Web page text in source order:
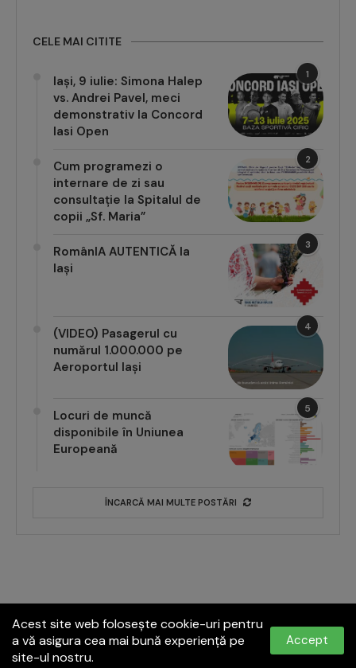
CELE MAI CITITE
1
Iași, 9 iulie: Simona Halep
vs. Andrei Pavel, meci
demonstrativ la Concord
Iasi Open
2
Cum programezi o
internare de zi sau
consultație la Spitalul de
copii „Sf. Maria”
3
RomânIA AUTENTICĂ la
Iași
4
(VIDEO) Pasagerul cu
numărul 1.000.000 pe
Aeroportul Iași
5
Locuri de muncă
disponibile în Uniunea
Europeană
ÎNCARCĂ MAI MULTE POSTĂRI
Acest site web folosește cookie-uri pentru
a vă asigura cea mai bună experiență pe
site-ul nostru.
Accept